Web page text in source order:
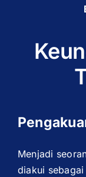
Menjadi
diakui